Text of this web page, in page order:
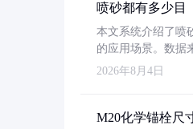
喷砂都有多少目
本文系统介绍了喷
的应用场景。数据
2026年8月4日
M20化学锚栓尺